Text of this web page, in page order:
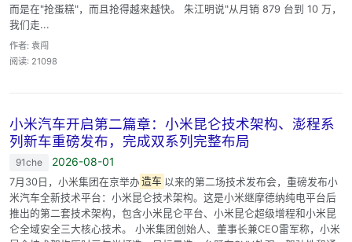
而是在"抢蛋糕"，而且抢得越来越快。 朱江明说"从月销 879 台到 10 万，
我们走...
作者: 袁闯
阅读: 21098
小米汽车开启第二篇章：小米昆仑技术架构、澎程系
列新车重磅发布，完成双系列完整布局
91che 2026-08-01
7月30日，小米集团在京举办 造车 以来的第二场技术发布会，重磅发布小
米汽车全新技术平台：小米昆仑技术架构。这是小米继摩德纳纯电平台后
推出的第二套技术架构，包含小米昆仑平台、小米昆仑超级增程和小米昆
仑全域安全三大核心技术。 小米集团创始人、董事长兼CEO雷军称，小米